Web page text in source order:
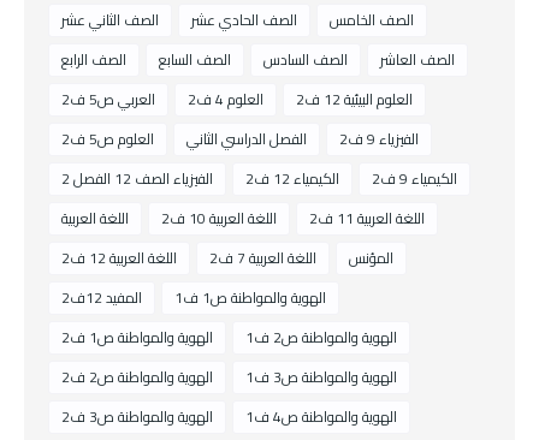
الصف الثاني عشر
الصف الحادي عشر
الصف الخامس
الصف الرابع
الصف السابع الصف السادس
الصف العاشر
العربي ص5 ف2
العلوم 4 ف2
العلوم البيئية 12 ف2
العلوم ص5 ف2
الفصل الدراسي الثاني
الفيزياء 9 ف2
الفيزياء الصف 12 الفصل 2
الكيمياء 12 ف2
الكيمياء 9 ف2
اللغة العربية
اللغة العربية 10 ف2
اللغة العربية 11 ف2
اللغة العربية 12 ف2
اللغة العربية 7 ف2
المؤنس
المفيد 12ف2
الهوية والمواطنة ص1 ف1
الهوية والمواطنة ص1 ف2
الهوية والمواطنة ص2 ف1
الهوية والمواطنة ص2 ف2
الهوية والمواطنة ص3 ف1
الهوية والمواطنة ص3 ف2
الهوية والمواطنة ص4 ف1